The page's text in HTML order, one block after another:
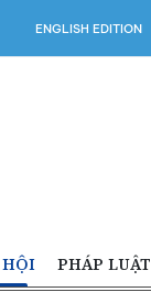
ENGLISH EDITION
HỘI PHÁP LUẬT